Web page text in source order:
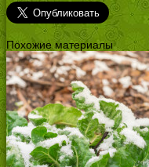
Похожие материалы